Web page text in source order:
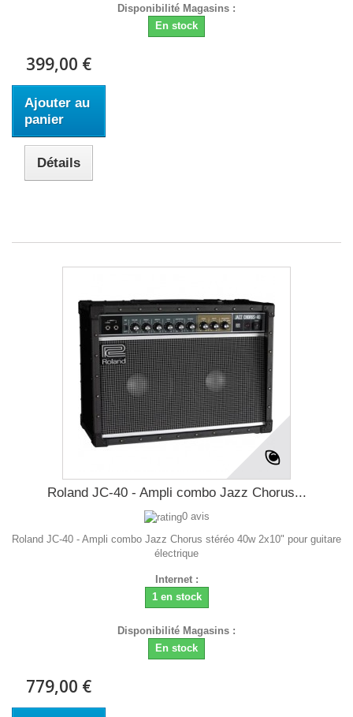
Disponibilité Magasins :
En stock
399,00 €
Ajouter au
panier
Détails
Roland JC-40 - Ampli combo Jazz Chorus...
0 avis
Roland JC-40 - Ampli combo Jazz Chorus stéréo 40w 2x10" pour guitare
électrique
Internet :
1 en stock
Disponibilité Magasins :
En stock
779,00 €